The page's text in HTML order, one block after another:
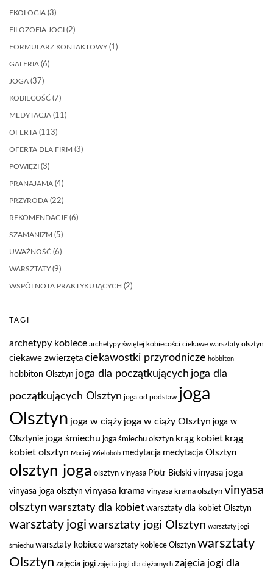
EKOLOGIA (3)
FILOZOFIA JOGI (2)
FORMULARZ KONTAKTOWY(1)
GALERIA (6)
JOGA (37)
KOBIECOŚĆ (7)
MEDYTACJA (11)
OFERTA (113)
OFERTA DLA FIRM (3)
POWIĘZI (3)
PRANAJAMA (4)
PRZYRODA (22)
REKOMENDACJE (6)
SZAMANIZM (5)
UWAŻNOŚĆ (6)
WARSZTATY(9)
WSPÓLNOTA PRAKTYKUJĄCYCH (2)
TAGI
archetypy kobiece archetypy świętej kobiecości ciekawe warsztaty olsztyn
ciekawe zwierzęta ciekawostki przyrodnicze hobbiton
hobbiton Olsztyn joga dla początkujących joga dla
początkujących Olsztyn joga od podstaw joga
Olsztyn joga w ciąży joga w ciąży Olsztyn joga w
Olsztynie joga śmiechu joga śmiechu olsztyn krąg kobiet krąg
kobiet olsztyn Maciej Wielobób medytacja medytacja Olsztyn
olsztyn joga olsztyn vinyasa Piotr Bielski vinyasa joga
vinyasa joga olsztyn vinyasa krama vinyasa krama olsztyn vinyasa
olsztyn warsztaty dla kobiet warsztaty dla kobiet Olsztyn
warsztaty jogi warsztaty jogi Olsztyn warsztaty jogi
śmiechu warsztaty kobiece warsztaty kobiece Olsztyn warsztaty
Olsztyn zajęcia jogi zajęcia jogi dla ciężarnych zajęcia jogi dla